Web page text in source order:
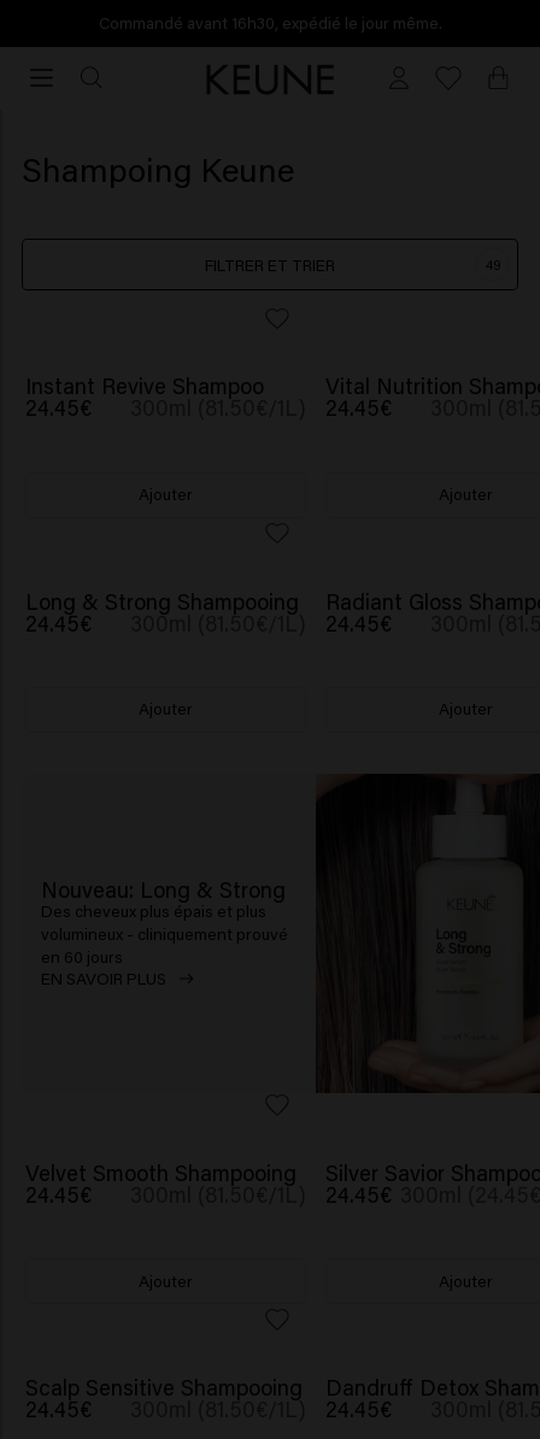
Commandé avant 16h30, expédié le jour même.
Commandé
expédié
même.
Shampoing Keune
FILTRER ET TRIER 49
Nouveau: Long & Strong
Des cheveux plus épais et plus
volumineux - cliniquement prouvé
en 60 jours
EN SAVOIR PLUS
NOUVEAU
Instant Revive Shampoo
24.45€ 300ml (81.50€/1L)
Ajouter
Vital Nutrition
24.45€ 300ml
Ajouter
Long & Strong Shampooing
24.45€ 300ml (81.50€/1L)
Ajouter
Radiant Gloss
24.45€ 300ml
Ajouter
Velvet Smooth Shampooing
24.45€ 300ml (81.50€/1L)
Ajouter
Silver Savior
24.45€ 300ml
Ajouter
Scalp Sensitive Shampooing
24.45€ 300ml (81.50€/1L)
Dandruff Detox
24.45€